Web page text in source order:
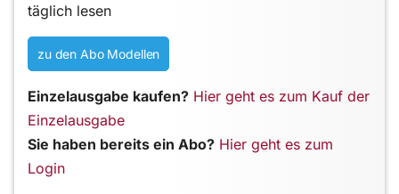
täglich lesen
zu den Abo Modellen
Einzelausgabe kaufen? Hier geht es zum Kauf der
Einzelausgabe
Sie haben bereits ein Abo? Hier geht es zum
Login